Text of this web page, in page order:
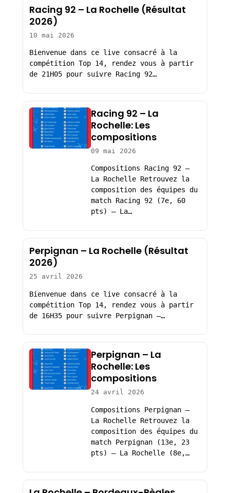
Racing 92 – La Rochelle (Résultat
2026)
10 mai 2026
Bienvenue dans ce live consacré à la
compétition Top 14, rendez vous à partir
de 21H05 pour suivre Racing 92…
Racing 92 – La
Rochelle: Les
compositions
09 mai 2026
Compositions Racing 92 –
La Rochelle Retrouvez la
composition des équipes du
match Racing 92 (7e, 60
pts) – La…
Perpignan – La Rochelle (Résultat
2026)
25 avril 2026
Bienvenue dans ce live consacré à la
compétition Top 14, rendez vous à partir
de 16H35 pour suivre Perpignan –…
Perpignan – La
Rochelle: Les
compositions
24 avril 2026
Compositions Perpignan –
La Rochelle Retrouvez la
composition des équipes du
match Perpignan (13e, 23
pts) – La Rochelle (8e,…